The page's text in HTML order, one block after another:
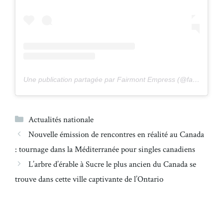
Une publication partagée par Fairmont Empress (@fairmontempress)
Catégories
Actualités nationale
Nouvelle émission de rencontres en réalité au Canada
: tournage dans la Méditerranée pour singles canadiens
L’arbre d’érable à Sucre le plus ancien du Canada se
trouve dans cette ville captivante de l’Ontario